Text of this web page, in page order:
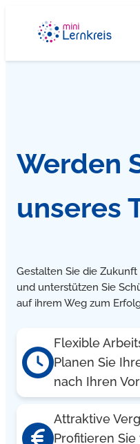
springen
Werden
unseres
Gestalten Sie die
und unterstützen Sie
auf ihrem Weg zum
Flexible
Planen Sie
nach Ihren
Attraktive
Profitieren